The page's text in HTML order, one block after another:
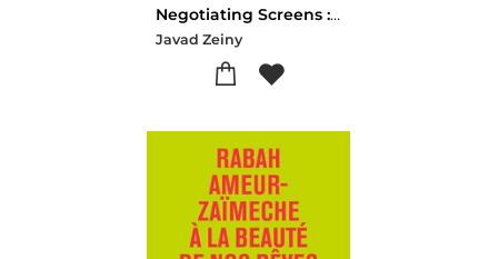
Negotiating Screens : American Movies In Iran
Javad Zeiny